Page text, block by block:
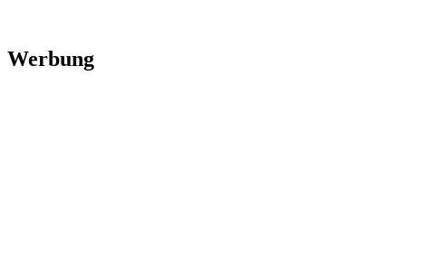
Werbung